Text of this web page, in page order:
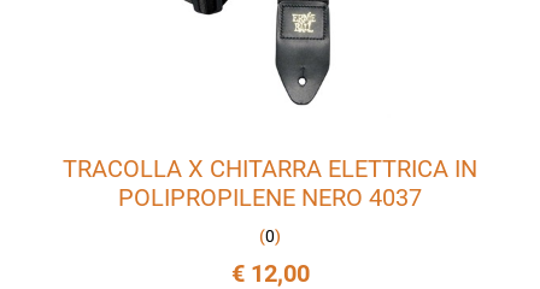
TRACOLLA X CHITARRA ELETTRICA IN
POLIPROPILENE NERO 4037
(0)
€ 12,00